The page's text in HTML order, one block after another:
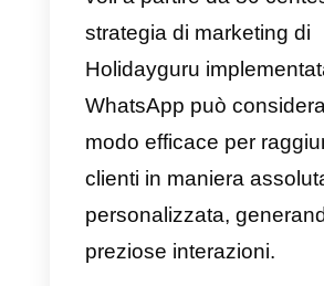
Whatscook, dove
potevano inviare
frigorifero e
personalizzata
WhatsApp da uno
professionista.